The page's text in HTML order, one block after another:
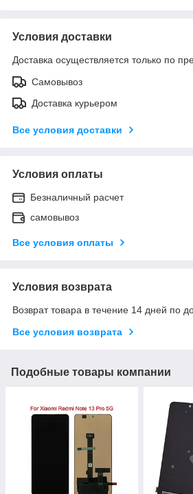
Условия доставки
Доставка осуществляется только по
Самовывоз
Доставка курьером
Все условия доставки
Условия оплаты
Безналичный расчет
самовывоз
Все условия оплаты
Условия возврата
Возврат товара в течение 14 дней по
Все условия возврата
Подобные товары компании